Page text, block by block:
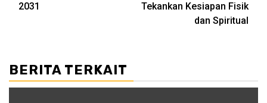
2031
Tekankan Kesiapan Fisik
dan Spiritual
BERITA TERKAIT